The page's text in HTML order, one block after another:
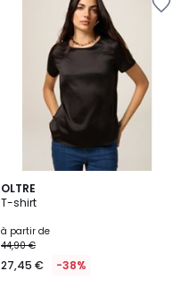
OLTRE
T-shirt
à partir de
44,90 €
27,45 € -38%
2
Couleurs